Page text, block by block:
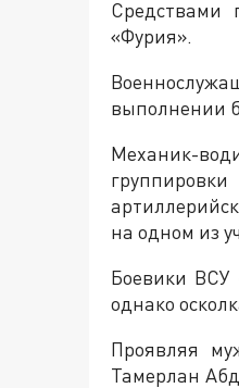
Средствами
«Фурия».
выполнении
Механик-
на одном из
Боевики ВСУ
однако
Проявляя
Тамерлан